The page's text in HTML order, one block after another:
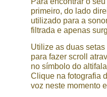
primeiro, do lado
utilizado para a
filtrada e apenas
Utilize as duas
para fazer scroll
no símbolo do
Clique na fotografia
voz neste momento